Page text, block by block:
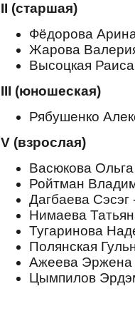
II (старшая)
Фёдорова
Жарова
Высоцкая
III (юношеская)
Рябушенко
V (взрослая)
Васюкова
Ройтман
Дагбаева Сэсэг
Нимаева
Тугаринова
Полянская
Ажеева Эржена
Цымпилов